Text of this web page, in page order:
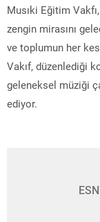
Musıki Eğitim
zengin mirasını
ve toplumun her
Vakıf, düzenlediği
geleneksel müziği
ediyor.